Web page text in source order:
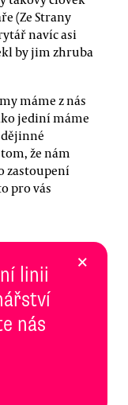
(Ze Strany
navíc asi
by jim zhruba
máme z nás
jediní máme
že nám
zastoupení
pro vás
linii
nás
×